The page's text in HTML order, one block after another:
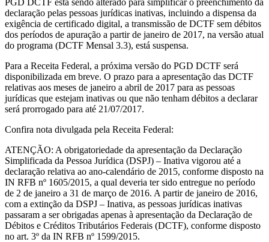
declaração pelas pessoas jurídicas inativas, incluindo a dispensa da
exigência de certificado digital, a transmissão de DCTF sem débitos
dos períodos de apuração a partir de janeiro de 2017, na versão atual
do programa (DCTF Mensal 3.3), está suspensa.
Para a Receita Federal, a próxima versão do PGD DCTF será
disponibilizada em breve. O prazo para a apresentação das DCTF
relativas aos meses de janeiro a abril de 2017 para as pessoas
jurídicas que estejam inativas ou que não tenham débitos a declarar
será prorrogado para até 21/07/2017.
Confira nota divulgada pela Receita Federal:
ATENÇÃO: A obrigatoriedade da apresentação da Declaração
Simplificada da Pessoa Jurídica (DSPJ) – Inativa vigorou até a
declaração relativa ao ano-calendário de 2015, conforme disposto na
IN RFB nº 1605/2015, a qual deveria ter sido entregue no período
de 2 de janeiro a 31 de março de 2016. A partir de janeiro de 2016,
com a extinção da DSPJ – Inativa, as pessoas jurídicas inativas
passaram a ser obrigadas apenas à apresentação da Declaração de
Débitos e Créditos Tributários Federais (DCTF), conforme disposto
no art. 3º da IN RFB nº 1599/2015.